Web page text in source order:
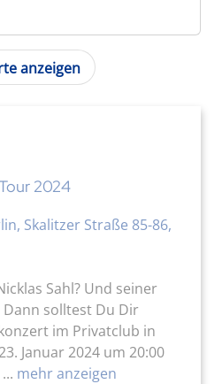
anzeigen
2024
Skalitzer Straße 85-86,
Sahl? Und seiner
solltest Du Dir
im Privatclub in
Januar 2024 um 20:00
mehr anzeigen